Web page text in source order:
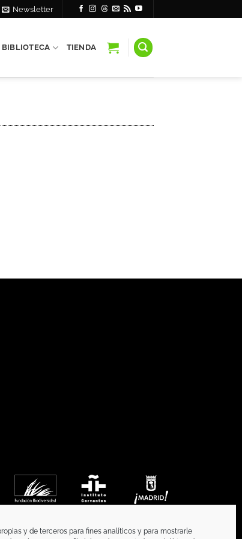
y de terceros para fines analíticos y para mostrarle
Newsletter
BIBLIOTECA TIENDA